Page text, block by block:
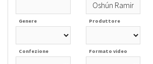
Genere Produttore
Confezione Formato video